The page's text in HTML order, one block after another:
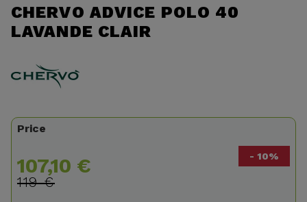
CHERVO ADVICE POLO 40
LAVANDE CLAIR
Price
107,10 €
119 €
- 10%